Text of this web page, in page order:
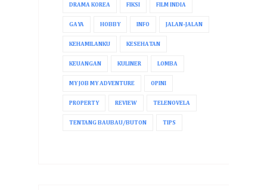
DRAMA KOREA FIKSI FILM INDIA
GAYA HOBBY INFO JALAN-JALAN
KEHAMILANKU KESEHATAN
KEUANGAN KULINER LOMBA
MY JOB MY ADVENTURE OPINI
PROPERTY REVIEW TELENOVELA
TENTANG BAUBAU/BUTON TIPS